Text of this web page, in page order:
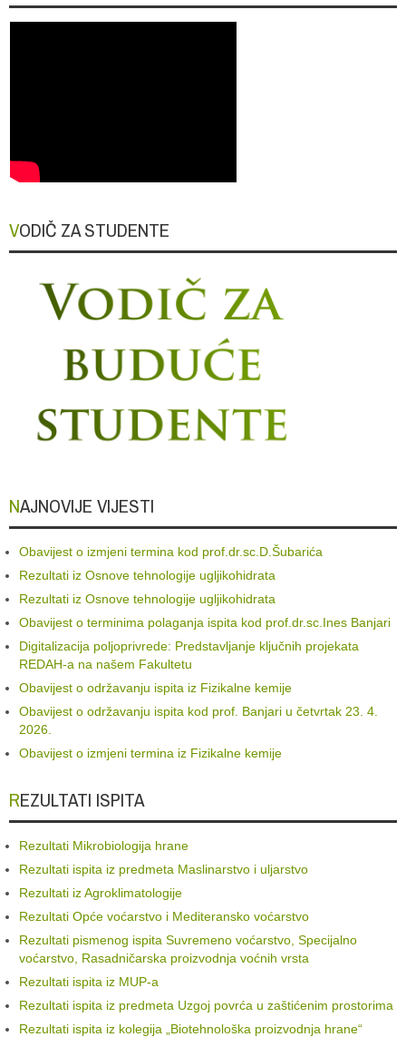
VODIČ ZA STUDENTE
NAJNOVIJE VIJESTI
Obavijest o izmjeni termina kod prof.dr.sc.D.Šubarića
Rezultati iz Osnove tehnologije ugljikohidrata
Rezultati iz Osnove tehnologije ugljikohidrata
Obavijest o terminima polaganja ispita kod prof.dr.sc.Ines Banjari
Digitalizacija poljoprivrede: Predstavljanje ključnih projekata
REDAH-a na našem Fakultetu
Obavijest o održavanju ispita iz Fizikalne kemije
Obavijest o održavanju ispita kod prof. Banjari u četvrtak 23. 4.
2026.
Obavijest o izmjeni termina iz Fizikalne kemije
REZULTATI ISPITA
Rezultati Mikrobiologija hrane
Rezultati ispita iz predmeta Maslinarstvo i uljarstvo
Rezultati iz Agroklimatologije
Rezultati Opće voćarstvo i Mediteransko voćarstvo
Rezultati pismenog ispita Suvremeno voćarstvo, Specijalno
voćarstvo, Rasadničarska proizvodnja voćnih vrsta
Rezultati ispita iz MUP-a
Rezultati ispita iz predmeta Uzgoj povrća u zaštićenim prostorima
Rezultati ispita iz kolegija „Biotehnološka proizvodnja hrane“